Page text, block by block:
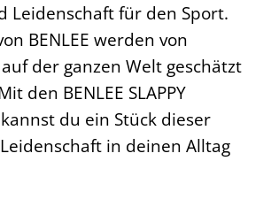
Leidenschaft für den Sport.
BENLEE werden von
der ganzen Welt geschätzt
den BENLEE SLAPPY
du ein Stück dieser
in deinen Alltag